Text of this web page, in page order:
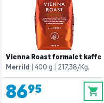
Vienna Roast formalet kaffe
Merrild
400 g 217,38/Kg.
86,95 0